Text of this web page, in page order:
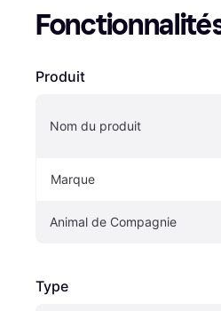
Produit
Nom du produit
Marque
Animal de Compagnie
Type